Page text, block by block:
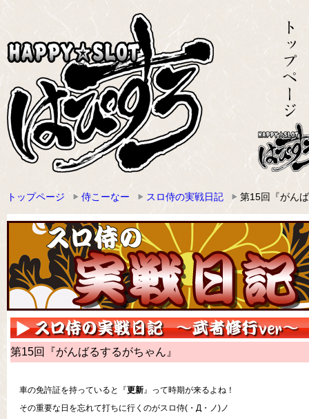
トップページ 侍こーなー スロ侍の実戦日記 第15回『がん
第15回『がんばるするがちゃん』
車の免許証を持っていると『更新』って時期が来るよね！
その重要な日を忘れて打ちに行くのがスロ侍(・Д・ノ)ノ